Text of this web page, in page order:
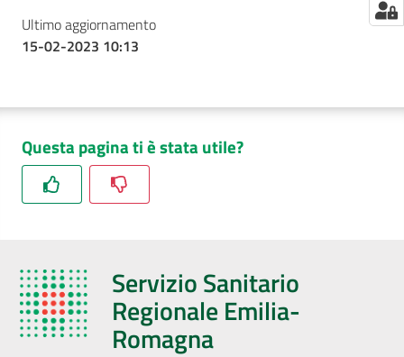
Ultimo aggiornamento
15-02-2023 10:13
Questa pagina ti è stata utile?
Servizio Sanitario
Regionale Emilia-
Romagna